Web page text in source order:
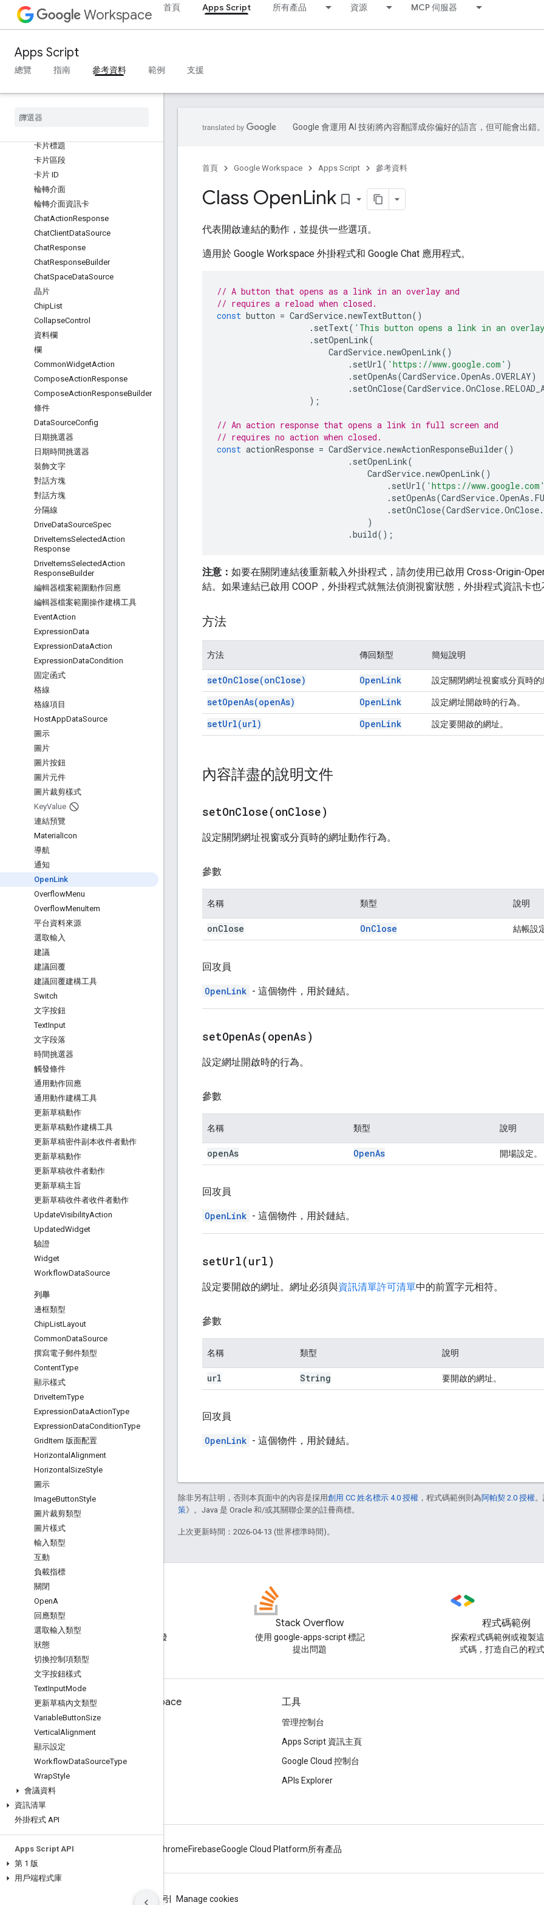
Workspace 首頁 Apps Script 所有產品 資源 MCP 伺服器
Apps Script
總覽 指南 參考資料 範例 支援
框線樣式
按鈕集
ActionResponse
資訊卡動作
卡片標題
卡片區段
卡片 ID
輪轉介面
輪轉介面資訊卡
ChatActionResponse
ChatClientDataSource
ChatResponse
ChatResponseBuilder
ChatSpaceDataSource
晶片
ChipList
CollapseControl
資料欄
欄
CommonWidgetAction
ComposeActionResponse
ComposeActionResponseBuilder
條件
DataSourceConfig
日期挑選器
日期時間挑選器
裝飾文字
對話方塊
對話方塊
分隔線
DriveDataSourceSpec
DriveItemsSelectedAction
Response
DriveItemsSelectedAction
ResponseBuilder
編輯器檔案範圍動作回應
編輯器檔案範圍操作建構工具
EventAction
ExpressionData
ExpressionDataAction
ExpressionDataCondition
固定函式
格線
格線項目
HostAppDataSource
圖示
圖片
圖片按鈕
圖片元件
圖片裁剪樣式
KeyValue
連結預覽
Material Icon
導航
通知
OpenLink
OverflowMenu
OverflowMenuItem
平台資料來源
選取輸入
建議
建議回覆
建議回覆建構工具
Switch
文字按鈕
TextInput
文字段落
時間挑選器
觸發條件
通用動作回應
通用動作建構工具
更新草稿動作
更新草稿動作建構工具
更新草稿密件副本收件者動作
更新草稿動作
更新草稿收件者動作
更新草稿主旨
更新草稿收件者收件者動作
UpdateVisibilityAction
UpdatedWidget
驗證
Widget
WorkflowDataSource
列舉
邊框類型
ChipListLayout
CommonDataSource
撰寫電子郵件類型
ContentType
顯示樣式
DriveItemType
ExpressionDataActionType
ExpressionDataConditionType
GridItem 版面配置
Horizontal Alignment
Horizontal SizeStyle
圖示
ImageButtonStyle
圖片裁剪類型
圖片樣式
輸入類型
互動
負載指標
關閉
OpenA
回應類型
選取輸入類型
狀態
切換控制項類型
文字按鈕樣式
TextInputMode
更新草稿內文類型
VariableButtonSize
Vertical Alignment
顯示設定
WorkflowDataSourceType
WrapStyle
會議資料
資訊清單
外掛程式 API
Apps Script API
第 1 版
用戶端程式庫
Google 會運用 AI 技術將內容翻譯成你偏好的語言，但可能會出錯
首頁 Google Workspace Apps Script 參考資料
Class OpenLink bookmark_border
代表開啟連結的動作，並提供一些選項。
適用於 Google Workspace 外掛程式和 Google Chat 應用程式。
// A button that opens as a link in an overlay and
// requires a reload when closed.
const button = CardService.newTextButton()
. setText( 'This button opens a link in an
. setOpenLink(
CardService.newOpenLink()
. setUrl( 'https://www.google.com' )
. setOpenAs(CardService.OpenAs .OVERLAY)
. setOnClose(CardService.OnClose.
);
// An action response that opens a link in full screen and
// requires no action when closed.
const actionResponse = CardService.newActionResponseBuilder()
. setOpenLink(
CardService.newOpenLink()
. setUrl( 'https://
. setOpenAs(CardService.OpenAs .
. setOnClose(CardService.OnClose.
)
.build();
注意： 如要在關閉連結後重新載入外掛程式，請勿使用已啟用 Cross-Origin-
結。如果連結已啟用 COOP，外掛程式就無法偵測視窗狀態，外掛程式資訊卡
方法
方法 傳回類型 簡短說明
setOnClose(onClose) OpenLink 設定關閉網址視窗或分頁時
setOpenAs(openAs) OpenLink 設定網址開啟時的行為。
setUrl(url) OpenLink 設定要開啟的網址。
內容詳盡的說明文件
setOnClose(onClose)
設定關閉網址視窗或分頁時的網址動作行為。
參數
名稱 類型 說明
onClose OnClose 結帳設
回攻員
OpenLink - 這個物件，用於鏈結。
setOpenAs(openAs)
設定網址開啟時的行為。
參數
名稱 類型 說明
openAs OpenAs 開場設定。
回攻員
OpenLink - 這個物件，用於鏈結。
setUrl(url)
設定要開啟的網址。網址必須與資訊清單許可清單中的前置字元相符。
參數
名稱 類型 說明
url String 要開啟的網址。
回攻員
OpenLink - 這個物件，用於鏈結。
除非另有註明，否則本頁面中的內容是採用創用 CC 姓名標示 4.0 授權 ，程式碼範例則為阿帕契 2.0 授權
策》。Java 是 Oracle 和/或其關聯企業的註冊商標。
上次更新時間：2026-04-13 (世界標準時間)。
閱讀 Google Workspace 開發
Stack Overflow
使用 google-apps-script 標記
提出問題
程式碼範例
探索程式碼範例或複製
式碼，打造自己的程
適用於開發人員的 Google Workspace
平台總覽
開發人員產品
版本資訊
開發人員支援服務
服務條款
工具
管理控制台
Apps Script 資訊主頁
Google Cloud 控制台
APIs Explorer
ChromeFirebaseGoogle Cloud Platform所有產品
ICP证合字B2-20070004号 Manage cookies